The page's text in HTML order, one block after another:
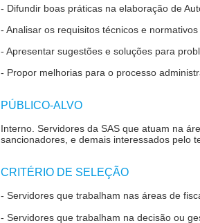
- Difundir boas práticas na elaboração de
- Analisar os requisitos técnicos e
- Apresentar sugestões e soluções para
- Propor melhorias para o processo
PÚBLICO-ALVO
Interno.Servidores da SAS que atuam na
sancionadores, e demais interessados pelo
CRITÉRIO DE SELEÇÃO
- Servidores que trabalham nas áreas de
- Servidores que trabalham na decisão ou